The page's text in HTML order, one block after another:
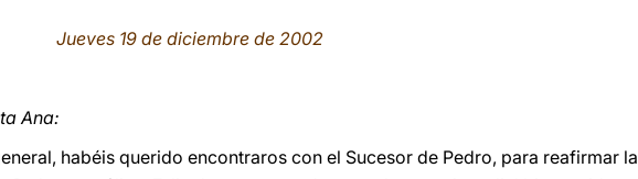
Jueves 19 de diciembre de 2002
Ana:
habéis querido encontraros con el Sucesor de Pedro, para reafirmar la